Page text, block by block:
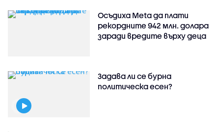
Осъдиха Meta да плати
рекордните 942 млн. долара
заради вредите върху деца
Задава ли се бурна
политическа есен?